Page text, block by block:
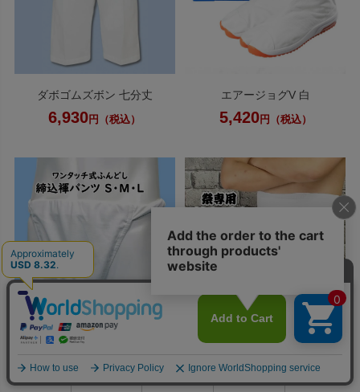
ダボゴムズボン 七分丈
6,930 円（税込）
エアージョグV 白
5,420円（税込）
ふんどしパンツ 白
4,950 円（税込）
腹巻 白
1,870円（税込）
会員ページ 店舗案内